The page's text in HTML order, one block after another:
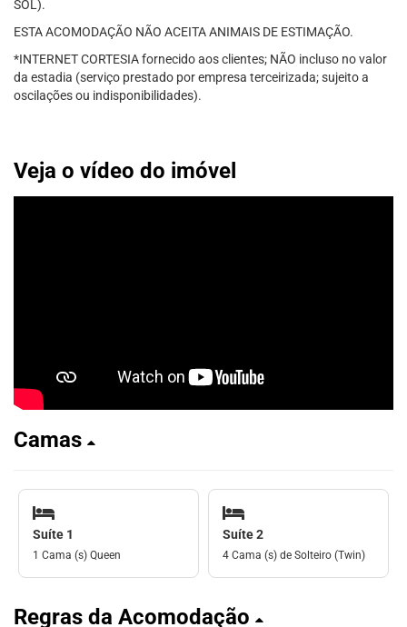
SOL).
ESTA ACOMODAÇÃO NÃO ACEITA ANIMAIS DE ESTIMAÇÃO.
*INTERNET CORTESIA fornecido aos clientes; NÃO incluso no valor
da estadia (serviço prestado por empresa terceirizada; sujeito a
oscilações ou indisponibilidades).
Veja o vídeo do imóvel
Camas
Suíte 1
1 Cama (s) Queen
Suíte 2
4 Cama (s) de Solteiro (Twin)
Regras da Acomodação